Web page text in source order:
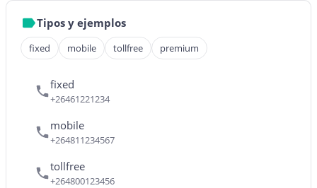
Tipos y ejemplos
fixed mobile tollfree premium
fixed
+26461221234
mobile
+264811234567
tollfree
+264800123456